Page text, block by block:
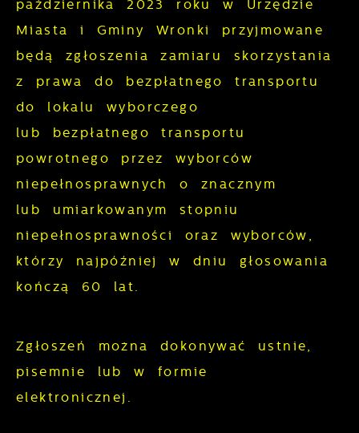
października 2023 roku w Urzędzie
Miasta i Gminy Wronki przyjmowane
będą zgłoszenia zamiaru skorzystania
z prawa do bezpłatnego transportu
do lokalu wyborczego
lub bezpłatnego transportu
powrotnego przez wyborców
niepełnosprawnych o znacznym
lub umiarkowanym stopniu
niepełnosprawności oraz wyborców,
którzy najpóźniej w dniu głosowania
kończą 60 lat.
Zgłoszeń można dokonywać ustnie,
pisemnie lub w formie
elektronicznej.
funkcjonalne i personalizacyjne pliki
cookies gwarantuje dostępność większej
ilości funkcji na stronie.
Analityczne pliki cookies pomagają nam
Cookies analityczne pozwalają na
uzyskanie informacji w zakresie
wykorzystywania witryny internetowej,
miejsca oraz częstotliwości, z jaką
serwisów internetowych pod względem ich
popularności wśród użytkowników.
gwarantuje dostępność wszystkich
funkcjonalności.
Reklamowe
Dzięki reklamowym plikom cookies
prezentujemy Ci najciekawsze informacje i
Promocyjne pliki cookies służą do
prezentowania Ci naszych komunikatów na
Twoich zwyczajów dotyczących
Więcej